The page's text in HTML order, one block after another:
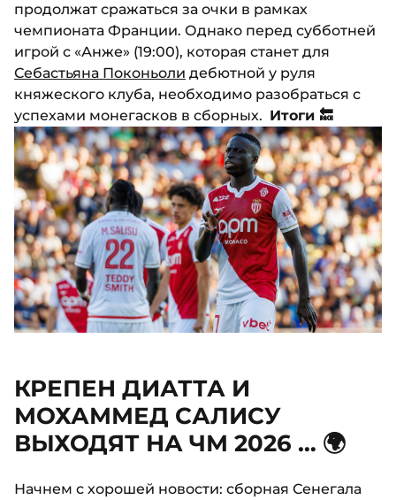
продолжат сражаться за очки в рамках
чемпионата Франции. Однако перед субботней
игрой с «Анже» (19:00), которая станет для
Себастьяна Поконьоли дебютной у руля
княжеского клуба, необходимо разобраться с
успехами монегасков в сборных. Итоги 🔙
КРЕПЕН ДИАТТА И
МОХАММЕД САЛИСУ
ВЫХОДЯТ НА ЧМ 2026 … 🌍
Начнем с хорошей новости: сборная Сенегала